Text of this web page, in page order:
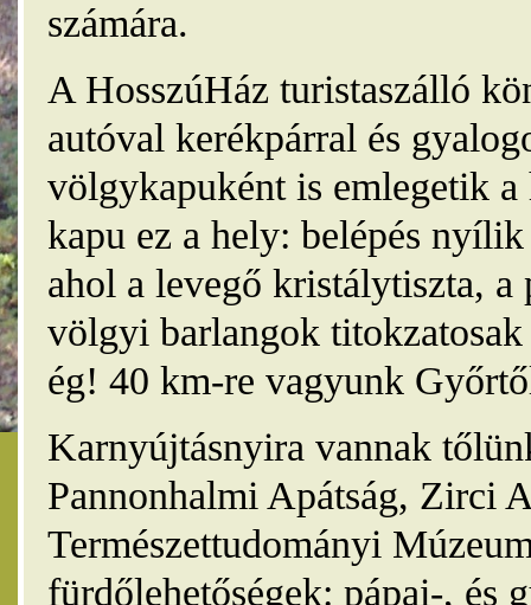
számára.
A HosszúHáz turistaszálló
autóval kerékpárral és
völgykapuként is emlegetik
kapu ez a hely: belépés
ahol a levegő kristálytiszta, a
völgyi barlangok
ég! 40 km-re vagyunk
Karnyújtásnyira vannak
Pannonhalmi Apátság, Zirci
Természettudományi
fürdőlehetőségek: pápai-, és